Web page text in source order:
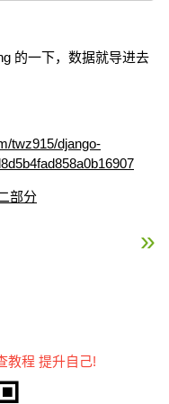
的一下，数据就导进去
twz915/django-
部分
开发内容管理
教程 提升自己!